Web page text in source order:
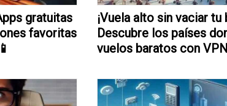
gratuitas
favoritas
¡Vuela alto sin vaciar
Descubre los países
vuelos baratos con